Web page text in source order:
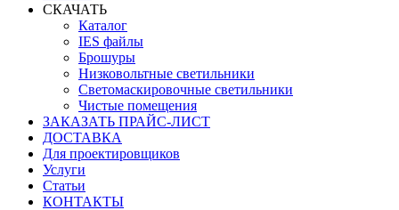
СКАЧАТЬ
Каталог
IES файлы
Брошуры
Низковольтные светильники
Светомаскировочные светильники
Чистые помещения
ЗАКАЗАТЬ ПРАЙС-ЛИСТ
ДОСТАВКА
Для проектировщиков
Услуги
Статьи
КОНТАКТЫ